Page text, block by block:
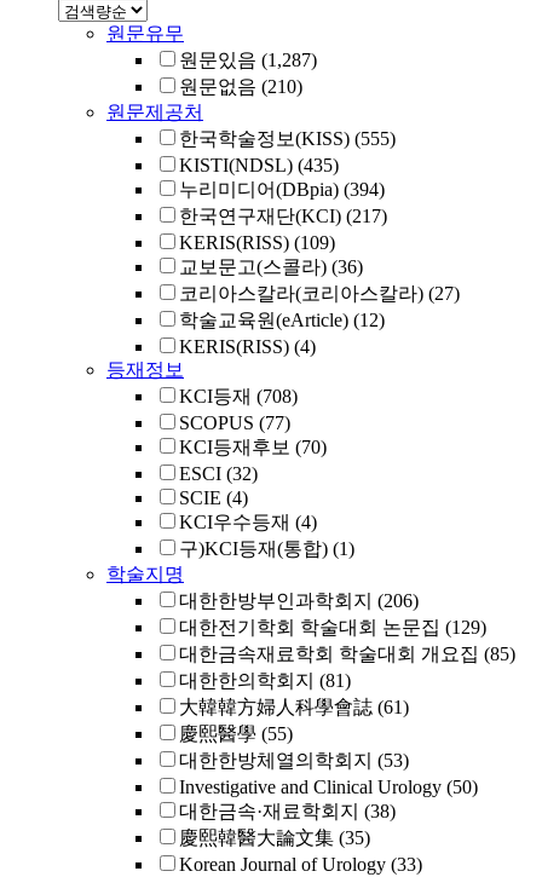
원문유무
원문있음 (1,287)
원문없음 (210)
원문제공처
한국학술정보(KISS) (555)
KISTI(NDSL) (435)
누리미디어(DBpia) (394)
한국연구재단(KCI) (217)
KERIS(RISS) (109)
교보문고(스콜라) (36)
코리아스칼라(코리아스칼라) (27)
학술교육원(eArticle) (12)
KERIS(RISS) (4)
등재정보
KCI등재 (708)
SCOPUS (77)
KCI등재후보 (70)
ESCI (32)
SCIE (4)
KCI우수등재 (4)
구)KCI등재(통합) (1)
학술지명
대한한방부인과학회지 (206)
대한전기학회 학술대회 논문집 (129)
대한금속재료학회 학술대회 개요집 (85)
대한한의학회지 (81)
大韓韓方婦人科學會誌 (61)
慶熙醫學 (55)
대한한방체열의학회지 (53)
Investigative and Clinical Urology (50)
대한금속·재료학회지 (38)
慶熙韓醫大論文集 (35)
Korean Journal of Urology (33)